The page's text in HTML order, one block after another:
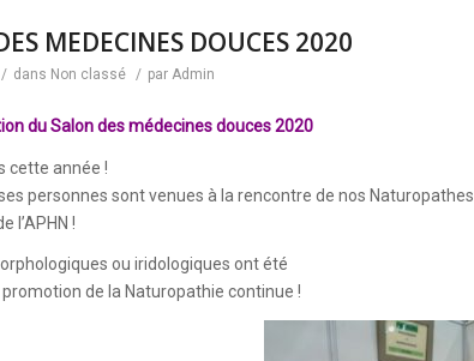
MEDECINES DOUCES 2020
/ dans Non classé / par Admin
du Salon des médecines douces 2020
cette année !
personnes sont venues à la rencontre de nos Naturopathes
l’APHN !
ou iridologiques ont été
de la Naturopathie continue !